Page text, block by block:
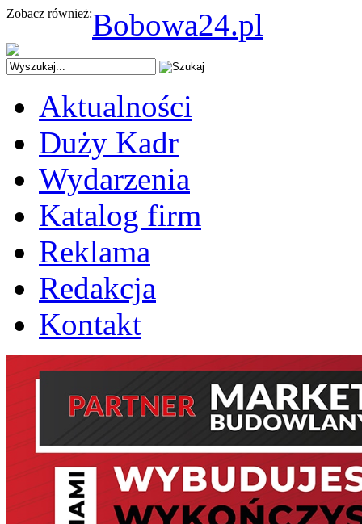
Zobacz również:Bobowa24.pl
Aktualności
Duży Kadr
Wydarzenia
Katalog firm
Reklama
Redakcja
Kontakt